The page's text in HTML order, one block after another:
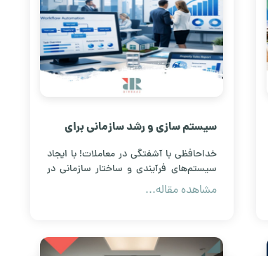
سیستم سازی و رشد سازمانی برای
آژانس های املاک
خداحافظی با آشفتگی در معاملات! با ایجاد
سیستم‌های فرآیندی و ساختار سازمانی در
آژانس املاک، نظم را به تیم فروش خود
مشاهده مقاله...